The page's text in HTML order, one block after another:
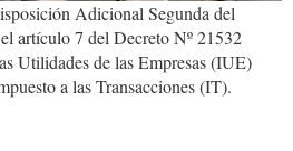
Adicional Segunda del
artículo 7 del Decreto Nº 21532
Utilidades de las Empresas (IUE)
a las Transacciones (IT).